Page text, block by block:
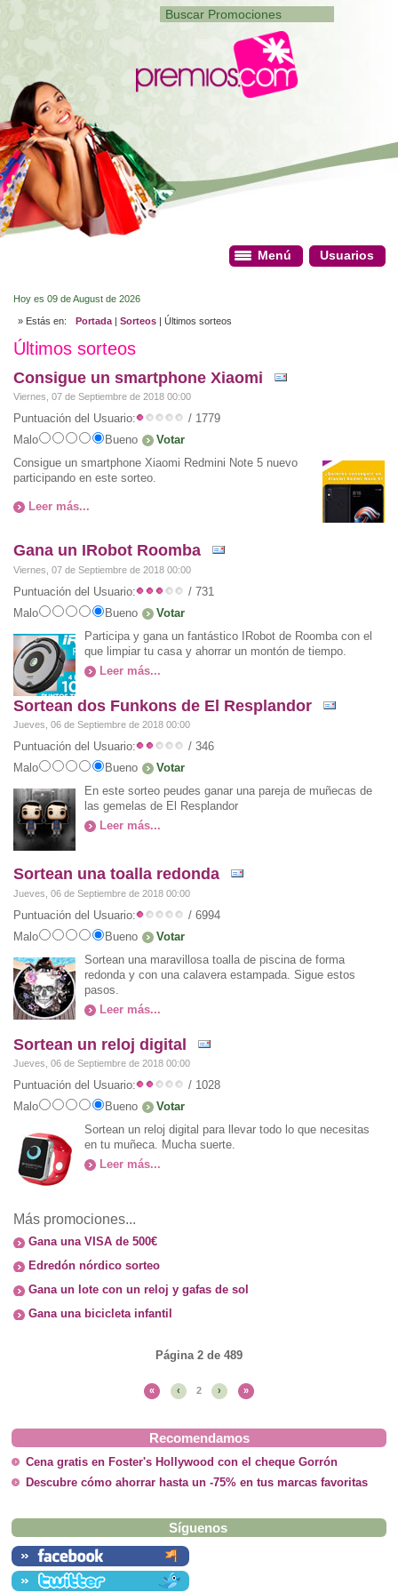
Menú
Menú Usuarios
Usuarios
Hoy es 09 de August de 2026
» Estás en: Portada | Sorteos | Últimos sorteos
Últimos sorteos
Consigue un smartphone Xiaomi
Viernes, 07 de Septiembre de 2018 00:00
Puntuación del Usuario:
/ 1779
Malo
Bueno
Consigue un smartphone Xiaomi Redmini Note 5 nuevo
participando en este sorteo.
Leer más...
Gana un IRobot Roomba
Viernes, 07 de Septiembre de 2018 00:00
Puntuación del Usuario:
/ 731
Malo
Bueno
Participa y gana un fantástico IRobot de Roomba con el
que limpiar tu casa y ahorrar un montón de tiempo.
Leer más...
Sortean dos Funkons de El Resplandor
Jueves, 06 de Septiembre de 2018 00:00
Puntuación del Usuario:
/ 346
Malo
Bueno
En este sorteo peudes ganar una pareja de muñecas de
las gemelas de El Resplandor
Leer más...
Sortean una toalla redonda
Jueves, 06 de Septiembre de 2018 00:00
Puntuación del Usuario:
/ 6994
Malo
Bueno
Sortean una maravillosa toalla de piscina de forma
redonda y con una calavera estampada. Sigue estos
pasos.
Leer más...
Sortean un reloj digital
Jueves, 06 de Septiembre de 2018 00:00
Puntuación del Usuario:
/ 1028
Malo
Bueno
Sortean un reloj digital para llevar todo lo que necesitas
en tu muñeca. Mucha suerte.
Leer más...
Más promociones...
Gana una VISA de 500€
Edredón nórdico sorteo
Gana un lote con un reloj y gafas de sol
Gana una bicicleta infantil
Página 2 de 489
« ‹ 2 › »
Recomendamos
Cena gratis en Foster's Hollywood con el cheque Gorrón
Descubre cómo ahorrar hasta un -75% en tus marcas favoritas
Síguenos